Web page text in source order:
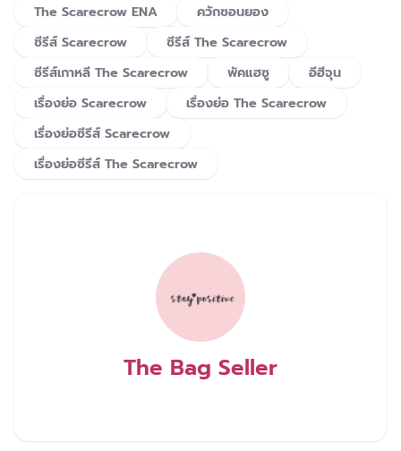
The Scarecrow ENA
ควักซอนยอง
ซีรีส์ Scarecrow
ซีรีส์ The Scarecrow
ซีรีส์เกาหลี The Scarecrow
พัคแฮซู
อีฮีจุน
เรื่องย่อ Scarecrow
เรื่องย่อ The Scarecrow
เรื่องย่อซีรีส์ Scarecrow
เรื่องย่อซีรีส์ The Scarecrow
The Bag Seller